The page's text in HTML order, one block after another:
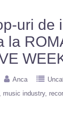
uri de
la
Anca
music industry